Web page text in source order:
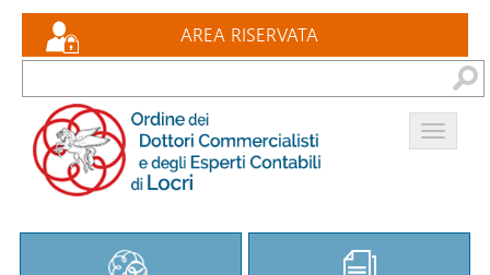
AREA RISERVATA
Eventi formativi
Documenti
Bacheca
Contatti